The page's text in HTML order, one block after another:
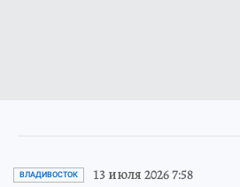
ВЛАДИВОСТОК 13 июля 2026 7:58